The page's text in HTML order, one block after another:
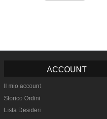
ACCOUNT
Il mio account
Storico Ordini
Lista Desideri